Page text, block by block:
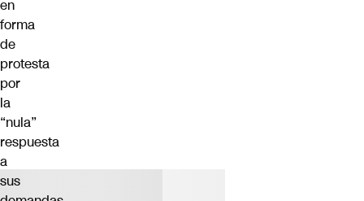
en
forma
de
protesta
por
la
“nula”
respuesta
a
sus